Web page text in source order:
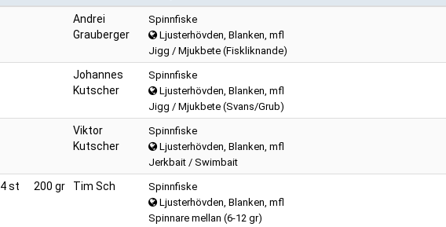
Andrei
Grauberger
Spinnfiske
Ljusterhövden, Blanken, mfl
Jigg / Mjukbete (Fiskliknande)
Johannes
Kutscher
Spinnfiske
Ljusterhövden, Blanken, mfl
Jigg / Mjukbete (Svans/Grub)
Viktor
Kutscher
Spinnfiske
Ljusterhövden, Blanken, mfl
Jerkbait / Swimbait
4 st 200 gr Tim Sch
Spinnfiske
Ljusterhövden, Blanken, mfl
Spinnare mellan (6-12 gr)